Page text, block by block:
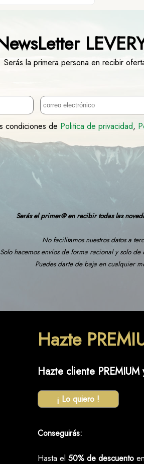
Serás la primera persona en recibir
condiciones de Politica de privacidad,
Serás el primer@ en recibir todas las
No facilitamos nuestros datos a
Solo hacemos envíos de forma racional y solo de
Puedes darte de baja en cualquier
Hazte
Hazte cliente
¡ Lo quiero !
Conseguirás:
Hasta el 50% de descuento